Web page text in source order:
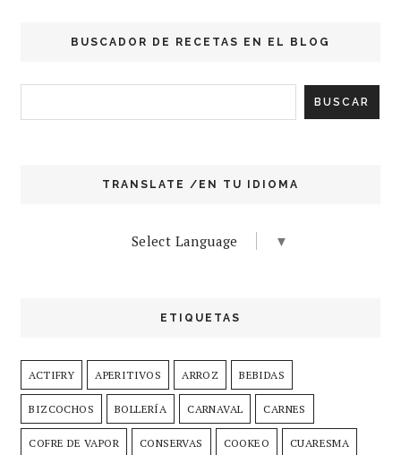
BUSCADOR DE RECETAS EN EL BLOG
TRANSLATE /EN TU IDIOMA
Select Language ▼
ETIQUETAS
ACTIFRY APERITIVOS ARROZ BEBIDAS
BIZCOCHOS BOLLERÍA CARNAVAL CARNES
COFRE DE VAPOR CONSERVAS COOKEO CUARESMA